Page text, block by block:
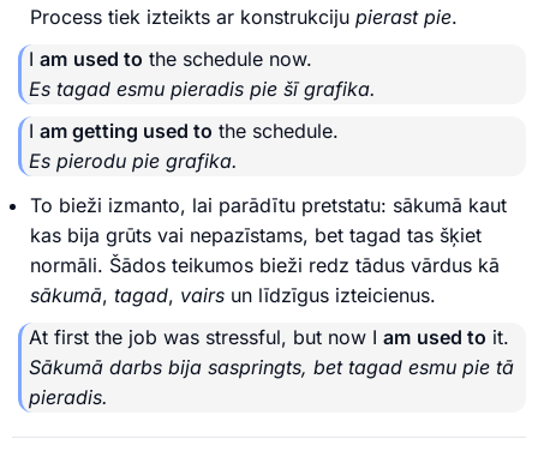
Process tiek izteikts ar konstrukciju pierast pie.
I am used to the schedule now.
Es tagad esmu pieradis pie šī grafika.
I am getting used to the schedule.
Es pierodu pie grafika.
To bieži izmanto, lai parādītu pretstatu: sākumā kaut
kas bija grūts vai nepazīstams, bet tagad tas šķiet
normāli. Šādos teikumos bieži redz tādus vārdus kā
sākumā, tagad, vairs un līdzīgus izteicienus.
At first the job was stressful, but now I am used to it.
Sākumā darbs bija saspringts, bet tagad esmu pie tā
pieradis.